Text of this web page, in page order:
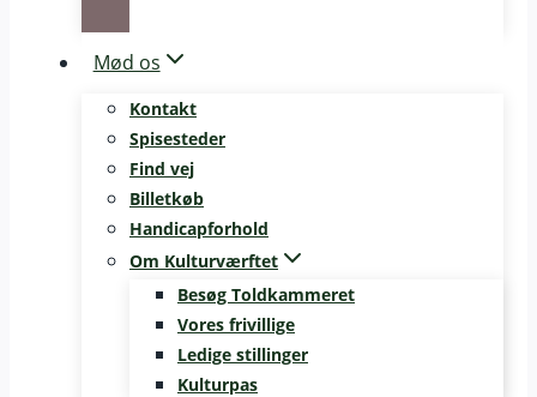
Mød os
Kontakt
Spisesteder
Find vej
Billetkøb
Handicapforhold
Om Kulturværftet
Besøg Toldkammeret
Vores frivillige
Ledige stillinger
Kulturpas